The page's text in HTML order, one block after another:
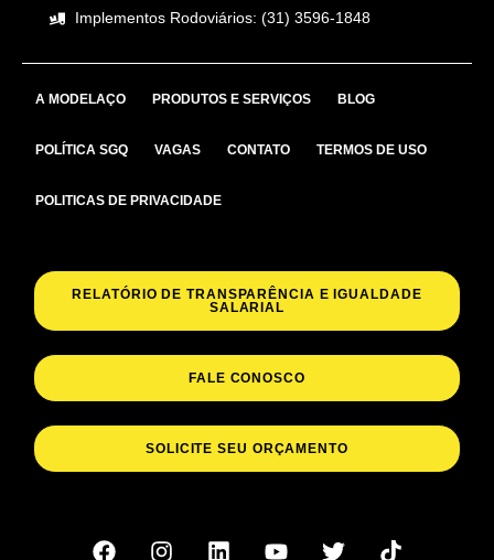
Implementos Rodoviários: (31) 3596-1848
A MODELAÇO PRODUTOS E SERVIÇOS BLOG
POLÍTICA SGQ VAGAS CONTATO TERMOS DE USO
POLITICAS DE PRIVACIDADE
RELATÓRIO DE TRANSPARÊNCIA E IGUALDADE
SALARIAL
FALE CONOSCO
SOLICITE SEU ORÇAMENTO